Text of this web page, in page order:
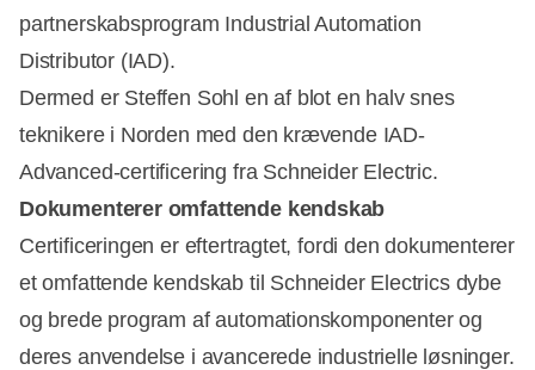
partnerskabsprogram Industrial Automation
Distributor (IAD).
Dermed er Steffen Sohl en af blot en halv snes
teknikere i Norden med den krævende IAD-
Advanced-certificering fra Schneider Electric.
Dokumenterer omfattende kendskab
Certificeringen er eftertragtet, fordi den dokumenterer
et omfattende kendskab til Schneider Electrics dybe
og brede program af automationskomponenter og
deres anvendelse i avancerede industrielle løsninger.